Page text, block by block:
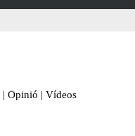
| Opinió | Vídeos